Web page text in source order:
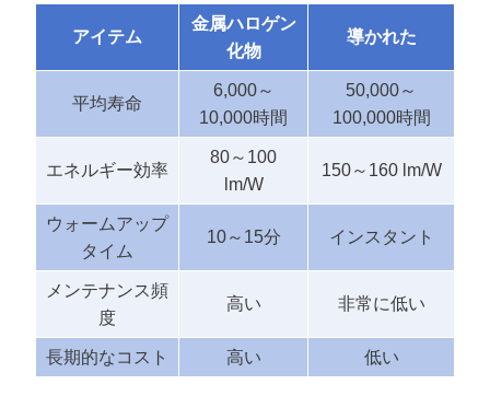
アイテム
金属ハロゲン
化物
導かれた
平均寿命
6,000～
10,000時間
50,000～
100,000時間
エネルギー効率
80～100
lm/W
150～160 lm/W
ウォームアップ
タイム
10～15分 インスタント
メンテナンス頻
度
高い 非常に低い
長期的なコスト 高い 低い